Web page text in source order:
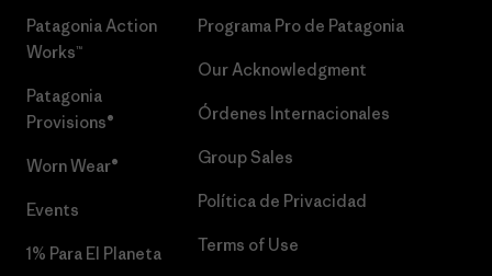
Patagonia Action
Works™
Patagonia
Provisions®
Worn Wear®
Events
1% Para El Planeta
Programa Pro de Patagonia
Our Acknowledgment
Órdenes Internacionales
Group Sales
Política de Privacidad
Terms of Use